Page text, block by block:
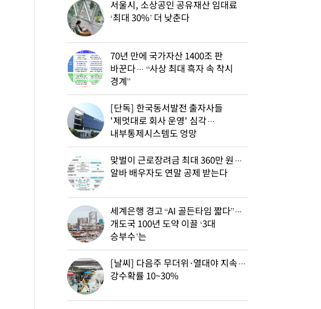
서울시, 소상공인 공유재산 임대료
‘최대 30%’ 더 낮춘다
70년 만에 국가자산 1400조 판
바꾼다… “사상 최대 흑자 속 착시
경계”
[단독] 한국동서발전 출자사들
'제멋대로 회사 운영' 심각…
내부통제시스템도 엉망
맞벌이 근로장려금 최대 360만 원…
알바 배우자도 연말 공제 받는다
세계은행 경고 “AI 골든타임 짧다”…
개도국 100년 도약 이끌 ‘3대
승부수’는
[날씨] 다음주 무더위·열대야 지속…
강수확률 10~30%